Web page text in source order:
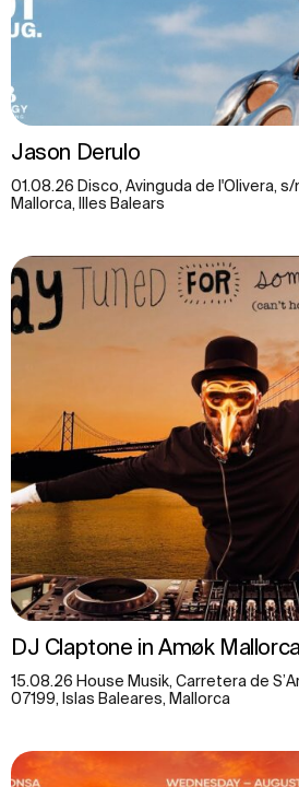
Jason Derulo
01.08.26 Disco, Avinguda de l'Olivera, s/
Mallorca, Illes Balears
DJ Claptone in Amøk Mallorca
15.08.26 House Musik, Carretera de
07199, Islas Baleares, Mallorca